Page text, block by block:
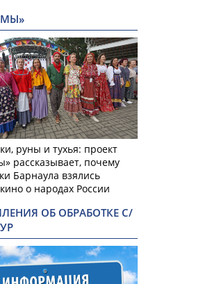
МЫ»
руны и тухья: проект
рассказывает, почему
Барнаула взялись
о народах России
ОБ ОБРАБОТКЕ С/